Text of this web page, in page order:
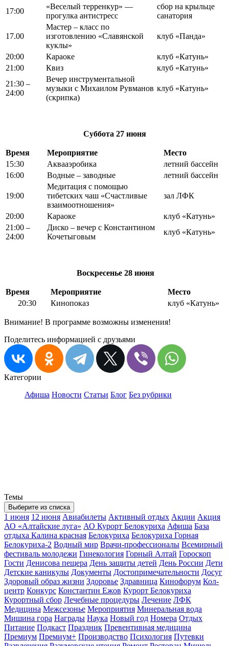
17:00
«Веселый терренкур» —
прогулка антистресс
сбор на крыльце
санатория
17.00
Мастер – класс по
изготовлению «Славянской
куклы»
клуб «Панда»
20:00 Караоке
клуб «Катунь»
21:00
Квиз
клуб «Катунь»
21:30 –
24:00
Вечер инструментальной
музыки с Михаилом Рувманов
(скрипка)
клуб «Катунь»
Суббота 27 июня
Время Мероприятие
Место
15:30
Аквааэробика
летний бассейн
16:00
Водные – заводные летний бассейн
19:00
Медитация с помощью
тибетских чаш «Счастливые
взаимоотношения»
зал ЛФК
20:00 Караоке
клуб «Катунь»
21:00 –
24:00
Диско – вечер с Константином
Кочетыговым
клуб «Катунь»
Воскресенье 28 июня
Время Мероприятие
Место
20:30
Кинопоказ клуб «Катунь»
Внимание! В программе возможны изменения!
Поделитесь информацией с друзьями
Категории
Афиша Новости Статьи Блог Без рубрики
Темы
Выберите из списка
1 июня 12 июня Авиабилеты Активный отдых Акции Акция
АО «Алтайские луга» АО Курорт Белокуриха Афиша База
отдыха Калина красная Белокуриха Белокуриха Горная
Белокуриха-2 Водный мир Врачи-профессионалы Всемирный
фестиваль молодежи Гинекология Горный Алтай Гороскоп
Гости Денисова пещера День защиты детей День России Дети
Детские каникулы Документы Достопримечательности Досуг
Здоровый образ жизни Здоровье Здравница Кинофорум Кол-
центр Конкурс Константин Ежов Курорт Белокуриха
Курортный сбор Лечебные процедуры Лечение ЛФК
Медицина Межсезонье Мероприятия Минеральная вода
Мишина гора Награды Наука Новый год Номера Отдых
Питание Подкаст Праздник Превентивная медицина
Премиум Премиум+ Производство Психология Путевки